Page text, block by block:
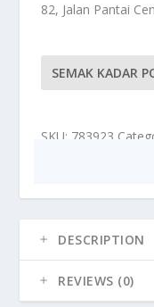
82, Jalan Pantai
SEMAK KADAR
SKU: 783923
DESCRIPTION
REVIEWS (0)